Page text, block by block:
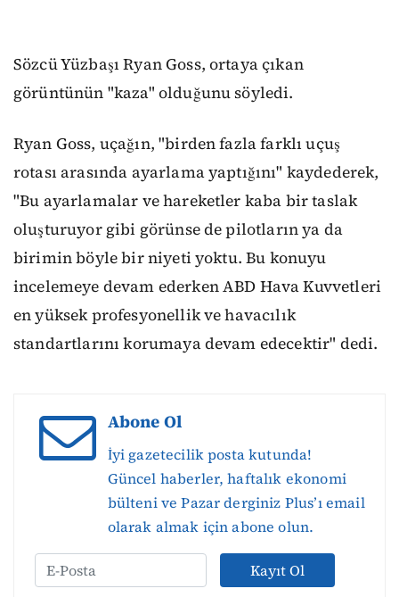
Sözcü Yüzbaşı Ryan Goss, ortaya çıkan
görüntünün "kaza" olduğunu söyledi.
Ryan Goss, uçağın, "birden fazla farklı uçuş
rotası arasında ayarlama yaptığını" kaydederek,
"Bu ayarlamalar ve hareketler kaba bir taslak
oluşturuyor gibi görünse de pilotların ya da
birimin böyle bir niyeti yoktu. Bu konuyu
incelemeye devam ederken ABD Hava Kuvvetleri
en yüksek profesyonellik ve havacılık
standartlarını korumaya devam edecektir" dedi.
Abone Ol
İyi gazetecilik posta kutunda!
Güncel haberler, haftalık ekonomi
bülteni ve Pazar derginiz Plus’ı email
olarak almak için abone olun.
Kayıt Ol